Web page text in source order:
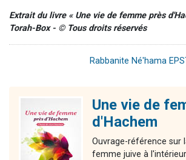
Extrait du livre « Une vie de femme près
Torah-Box - © Tous droits réservés
Rabbanite Né'hama
Une vie de
d'Hachem
Ouvrage-référence sur
femme juive à